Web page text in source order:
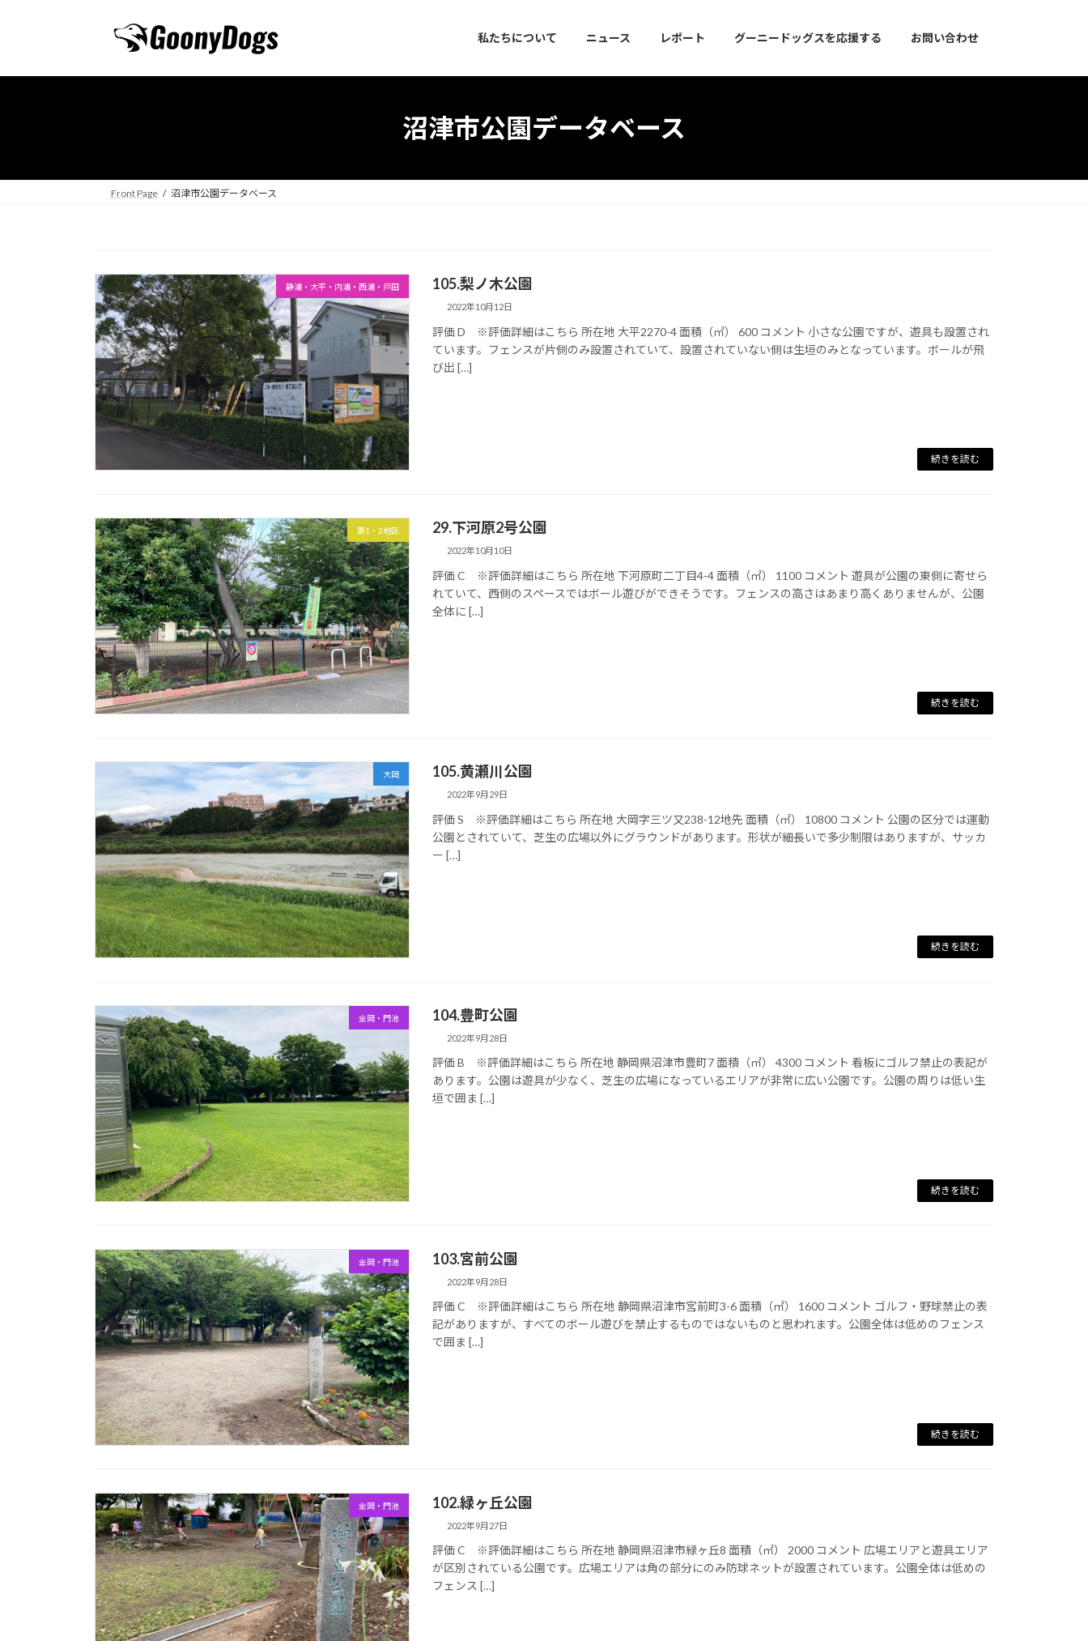
プ
動
私たちについて ニュース レポート グーニードッグスを応援する お問い合わせ
沼津市公園データベース
Front Page 沼津市公園データベース
静浦・大平・内浦・西浦・戸田 105.梨ノ木公園
2022年10月12日
評価 D ※評価詳細はこちら 所在地 大平2270-4 面積（㎡） 600 コメント 小さな公園ですが、遊具も設置され
ています。フェンスが片側のみ設置されていて、設置されていない側は生垣のみとなっています。ボールが飛
び出 […]
続きを読む
第1・2地区 29.下河原2号公園
2022年10月10日
評価 C ※評価詳細はこちら 所在地 下河原町二丁目4-4 面積（㎡） 1100 コメント 遊具が公園の東側に寄せら
れていて、西側のスペースではボール遊びができそうです。フェンスの高さはあまり高くありませんが、公園
全体に […]
続きを読む
大岡 105.黄瀬川公園
2022年9月29日
評価 S ※評価詳細はこちら 所在地 大岡字三ツ又238-12地先 面積（㎡） 10800 コメント 公園の区分では運動
公園とされていて、芝生の広場以外にグラウンドがあります。形状が細長いで多少制限はありますが、サッカ
ー […]
続きを読む
金岡・門池 104.豊町公園
2022年9月28日
評価 B ※評価詳細はこちら 所在地 静岡県沼津市豊町7 面積（㎡） 4300 コメント 看板にゴルフ禁止の表記が
あります。公園は遊具が少なく、芝生の広場になっているエリアが非常に広い公園です。公園の周りは低い生
垣で囲ま […]
続きを読む
金岡・門池 103.宮前公園
2022年9月28日
評価 C ※評価詳細はこちら 所在地 静岡県沼津市宮前町3-6 面積（㎡） 1600 コメント ゴルフ・野球禁止の表
記がありますが、すべてのボール遊びを禁止するものではないものと思われます。公園全体は低めのフェンス
で囲ま […]
続きを読む
金岡・門池 102.緑ヶ丘公園
2022年9月27日
評価 C ※評価詳細はこちら 所在地 静岡県沼津市緑ヶ丘8 面積（㎡） 2000 コメント 広場エリアと遊具エリア
が区別されている公園です。広場エリアは角の部分にのみ防球ネットが設置されています。公園全体は低めの
フェンス […]